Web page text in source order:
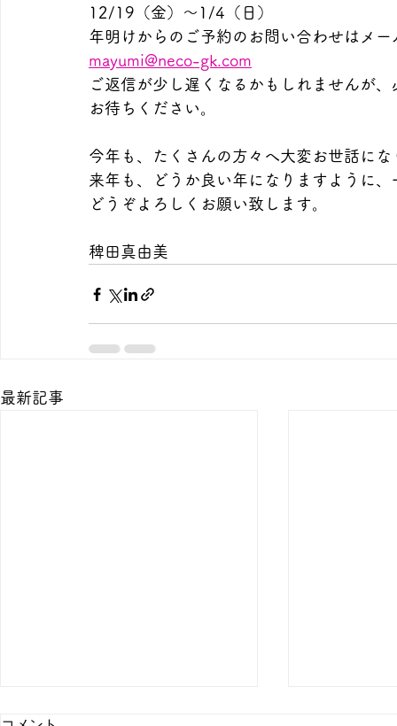
12/19（金）～1/4（日）
年明けからのご予約のお問い合わせはメ
mayumi@neco-gk.com
ご返信が少し遅くなるかもしれませんが
お待ちください。
今年も、たくさんの方々へ大変お世話にな
来年も、どうか良い年になりますように
どうぞよろしくお願い致します。
稗田真由美
最新記事